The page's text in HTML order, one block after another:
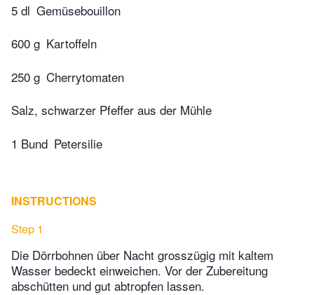
5 dl Gemüsebouillon
600 g Kartoffeln
250 g Cherrytomaten
Salz, schwarzer Pfeffer aus der Mühle
1 Bund Petersilie
INSTRUCTIONS
Step 1
Die Dörrbohnen über Nacht grosszügig mit kaltem
Wasser bedeckt einweichen. Vor der Zubereitung
abschütten und gut abtropfen lassen.